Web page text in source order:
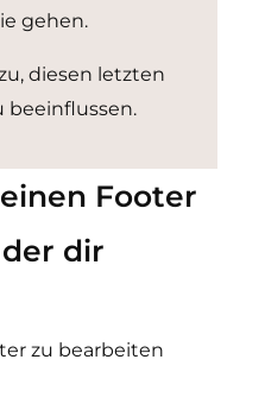
gehen.
diesen letzten
beeinflussen.
Footer
dir
zu bearbeiten